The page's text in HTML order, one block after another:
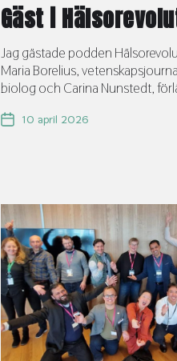
Gäst i
Jag gästade podden
Maria Borelius,
biolog och Carina Nunstedt,
10 april 2026